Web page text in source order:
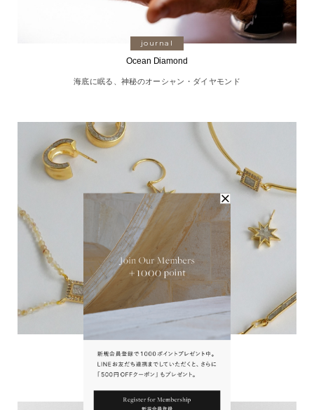
journal
Ocean Diamond
海底に眠る、神秘のオーシャン・ダイヤモンド
Shana Gulati Interview